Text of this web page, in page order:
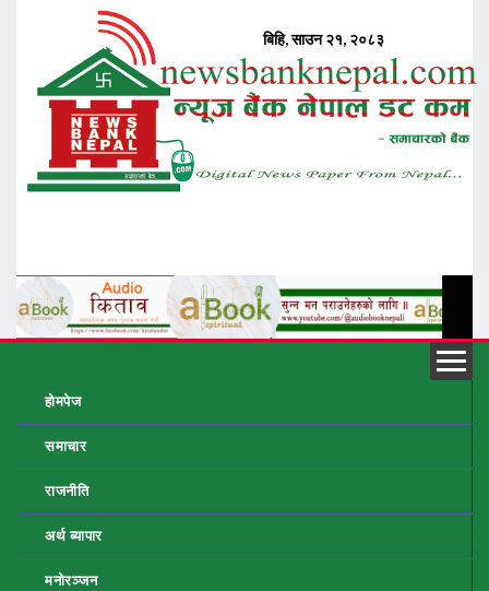
होमपेज
समाचार
राजनीति
अर्थ ब्यापार
मनोरञ्जन